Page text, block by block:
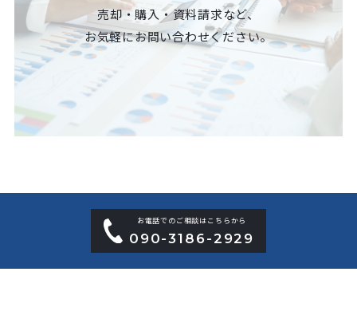
売却・購入・資料請求など、
お気軽にお問い合わせください。
お電話でのご相談はこちらから
090-3186-2929